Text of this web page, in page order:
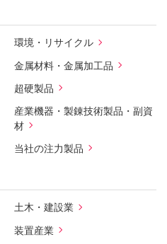
環境・リサイクル
金属材料・金属加工品
超硬製品
産業機器・製錬技術製品・副資
材
当社の注力製品
土木・建設業
装置産業